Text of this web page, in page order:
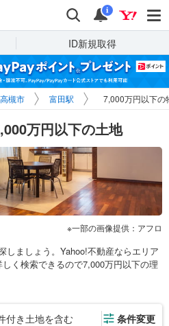
検索 通知
i
ID新規取得
高槻市 富田駅 7,000万円以下の
万円以下の土地
一部の画像提供：アフロ
しましょう。Yahoo!不動産ならエリア
く検索できるので7,000万円以下の理
付き土地を含む 条件変更